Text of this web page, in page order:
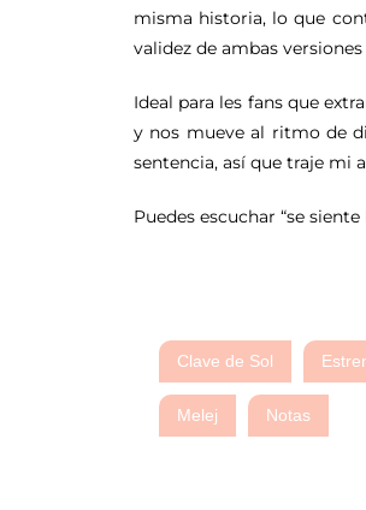
misma historia, lo que
validez de ambas
Ideal para les fans que
y nos mueve al ritmo de
sentencia, así que traje mi
Puedes escuchar “se
Clave de Sol
Melej Notas